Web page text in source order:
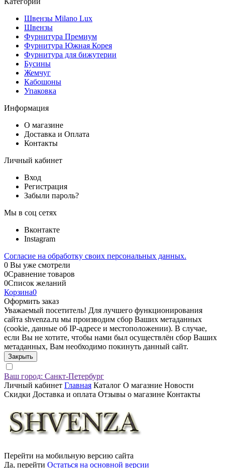
Швензы Milano Lux
Швензы
Фурнитура Премиум
Фурнитура Южная Корея
Фурнитура для бижутерии
Бусины
Жемчуг
Кабошоны
Упаковка
Информация
О магазине
Доставка и Оплата
Контакты
Личный кабинет
Вход
Регистрация
Забыли пароль?
Мы в соц сетях
Вконтакте
Instagram
Согласие на обработку своих персональных данных.
0 Вы уже смотрели
0Сравнение товаров
0Список желаний
Корзина0
Оформить заказ
Уважаемый посетитель! Для лучшего функционирования
сайта shvenza.ru мы производим сбор Ваших метаданных
(cookie, данные об IP-адресе и местоположении). В случае,
если Вы не хотите, чтобы нами был осуществлён сбор Ваших
метаданных, Вам необходимо покинуть данный сайт.
Закрыть
Ваш город: Санкт-Петербург
Личный кабинет Главная Каталог О магазние Новости
Скидки Доставка и оплата Отзывы о магазине Контакты
Перейти на мобильную версию сайта
Да, перейти Остаться на основной версии